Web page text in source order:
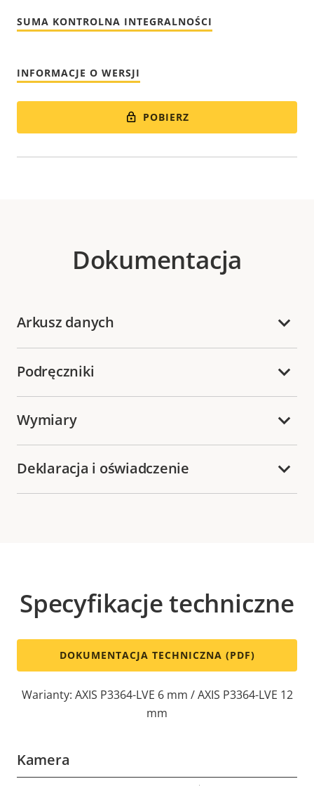
SUMA KONTROLNA INTEGRALNOŚCI
INFORMACJE O WERSJI
POBIERZ
Dokumentacja
Arkusz danych
Podręczniki
Wymiary
Deklaracja i oświadczenie
Specyfikacje techniczne
DOKUMENTACJA TECHNICZNA (PDF)
Warianty: AXIS P3364-LVE 6 mm / AXIS P3364-LVE 12
mm
Kamera